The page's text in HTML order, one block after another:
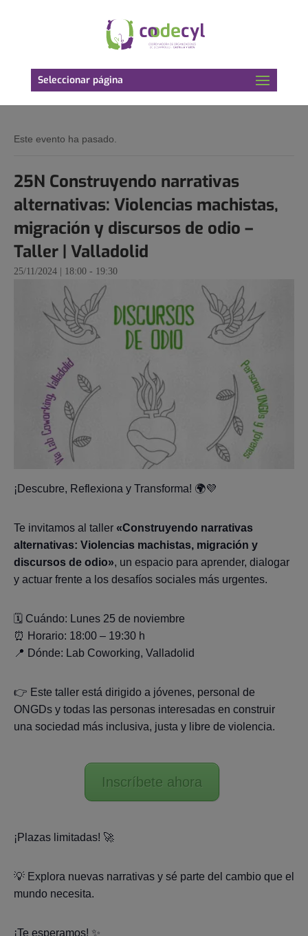
Seleccionar página
Este evento ha pasado.
25N Construyendo narrativas
alternativas: Violencias machistas,
migración y discursos de odio –
Taller | Valladolid
25/11/2024 | 18:00 - 19:30
¡Descubre, Reflexiona y Transforma! 🌍💜
Te invitamos al taller «Construyendo narrativas
alternativas: Violencias machistas, migración y
discursos de odio», un espacio para aprender, dialogar
y actuar frente a los desafíos sociales más urgentes.
🗓️ Cuándo: Lunes 25 de noviembre
⏰ Horario: 18:00 – 19:30 h
📍 Dónde: Lab Coworking, Valladolid
👉 Este taller está dirigido a jóvenes, personal de
ONGDs y todas las personas interesadas en construir
una sociedad más inclusiva, justa y libre de violencia.
Inscríbete ahora
¡Plazas limitadas! 🚀
💡 Explora nuevas narrativas y sé parte del cambio que el
mundo necesita.
¡Te esperamos! ✨